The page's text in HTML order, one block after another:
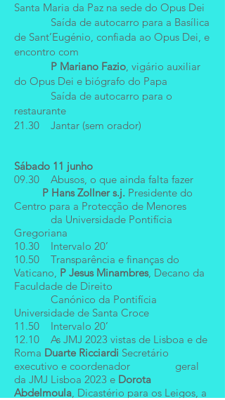
Santa Maria da Paz na sede do Opus Dei
Saída de autocarro para a Basílica
de Sant’Eugénio, confiada ao Opus Dei, e
encontro com
P Mariano Fazio, vigário auxiliar
do Opus Dei e biógrafo do Papa
Saída de autocarro para o
restaurante
21.30 Jantar (sem orador)
Sábado 11 junho
09.30 Abusos, o que ainda falta fazer
P Hans Zollner s.j. Presidente do
Centro para a Protecção de Menores
da Universidade Pontifícia
Gregoriana
10.30 Intervalo 20’
10.50 Transparência e finanças do
Vaticano, P Jesus Minambres, Decano da
Faculdade de Direito
Canónico da Pontifícia
Universidade de Santa Croce
11.50 Intervalo 20’
12.10 As JMJ 2023 vistas de Lisboa e de
Roma Duarte Ricciardi Secretário
executivo e coordenador geral
da JMJ Lisboa 2023 e Dorota
Abdelmoula, Dicastério para os Leigos, a